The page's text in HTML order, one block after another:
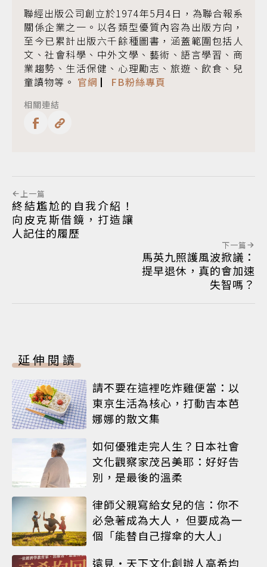
聯經出版公司創立於1974年5月4日，為聯合報系
關係企業之一。以各類型優質內容為出版方向，
至今已累計出版六千餘種圖書，涵蓋範圍包括人
文、社會科學、中外文學、藝術、語言學習、商
業趨勢、生活保健、心理勵志、旅遊、飲食、兒
童讀物等。 官網 ▏ FB粉絲專頁
相關連結
上一篇
終結尷尬的自我介紹！
向皮克斯借鏡，打造讓
人記住的履歷
下一篇
馬英九照護風波掀議：
提早退休，真的會加速
失智嗎？
延伸閱讀
請不要在這裡吃炸雞便當：以
東京生活為核心，打動吉本芭
娜娜的散文集
如何優雅走完人生？日本社會
文化觀察家茂呂美耶：好好告
別，是最後的溫柔
律師父親寫給女兒的信：你不
必急著成為大人， 但要成為一
個「能替自己撐傘的大人」
遠見‧天下文化創辦人高希均